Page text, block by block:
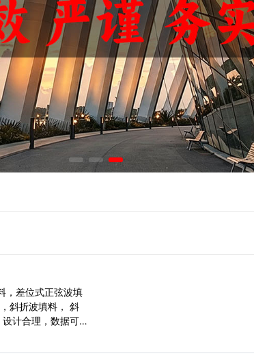
，差位式正弦波填
斜折波填料， 斜
计合理，数据可